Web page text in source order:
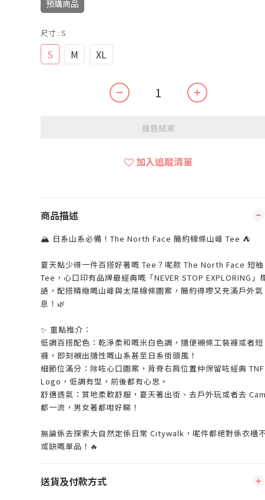
預購商品
尺寸 : S
S M XL
販售結束
加入追蹤清單
商品描述
🏔️ 日系山系必備！The North Face 簡約線條山峰 Tee ⛺
夏天點少得一件百搭好著嘅 Tee？呢款 The North Face 短袖
Tee，心口印有品牌最經典嘅「NEVER STOP EXPLORING」
語，配搭精緻嘅山峰與太陽線條圖案，簡約得嚟又充滿戶外氣
息！🌿
✨ 重點推介：
低調百搭配色：乾淨柔和嘅米白色調，隨便襯條工裝褲或者短
褲，即刻襯出隨性嘅山系甚至日系街頭風！
細節位滿分：除咗心口圖案，背脊右肩位置仲保留咗經典
Logo，低調有型，前後都有心思。
舒適透氣：質地柔軟舒服，夏天著出街、去戶外玩或者去
都一流，男女著都咁好睇！
無論係去探索大自然定係日常 Citywalk，呢件都絕對係衣櫃
或缺嘅單品！🔥
送貨及付款方式